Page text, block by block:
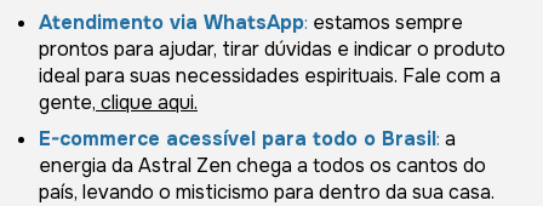
Atendimento via WhatsApp: estamos sempre
prontos para ajudar, tirar dúvidas e indicar o produto
ideal para suas necessidades espirituais. Fale com a
gente, clique aqui.
E-commerce acessível para todo o Brasil: a
energia da Astral Zen chega a todos os cantos do
país, levando o misticismo para dentro da sua casa.